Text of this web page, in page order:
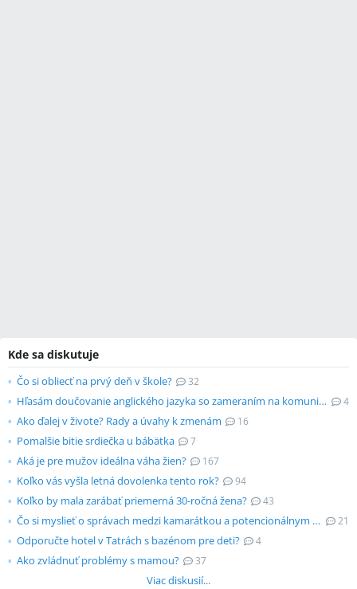
Kde sa diskutuje
Čo si obliecť na prvý deň v škole? 32
Hľasám doučovanie anglického jazyka so zameraním na komunikáciu 4
Ako ďalej v živote? Rady a úvahy k zmenám 16
Pomalšie bitie srdiečka u bábätka 7
Aká je pre mužov ideálna váha žien? 167
Koľko vás vyšla letná dovolenka tento rok? 94
Koľko by mala zarábať priemerná 30-ročná žena? 43
Čo si myslieť o správach medzi kamarátkou a potencionálnym partnerom? 21
Odporučte hotel v Tatrách s bazénom pre deti? 4
Ako zvládnuť problémy s mamou? 37
Viac diskusií...